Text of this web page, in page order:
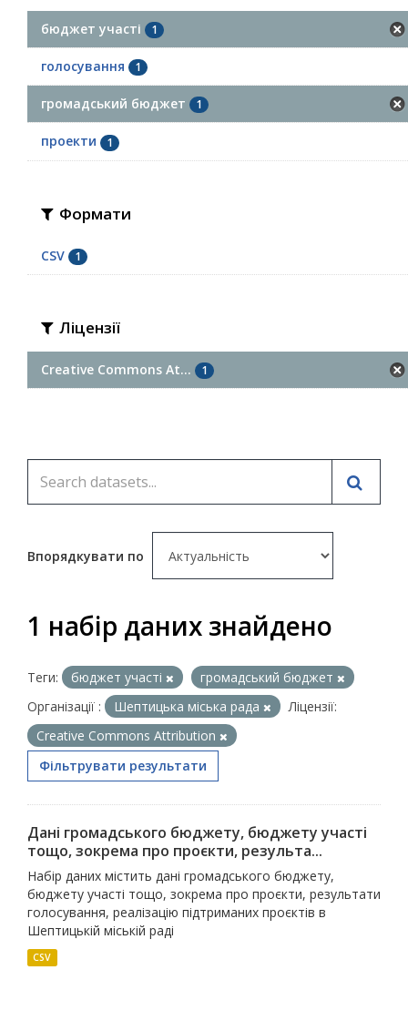
бюджет участі 1
голосування 1
громадський бюджет 1
проекти 1
Формати
CSV 1
Ліцензії
Creative Commons At... 1
Впорядкувати по
1 набір даних знайдено
Теги: бюджет участі
громадський бюджет
Організації :
Шептицька міська рада
Ліцензії:
Creative Commons Attribution
Фільтрувати результати
Дані громадського бюджету, бюджету участі
тощо, зокрема про проєкти, результа...
Набір даних містить дані громадського бюджету,
бюджету участі тощо, зокрема про проєкти, результати
голосування, реалізацію підтриманих проєктів в
Шептицькій міській раді
CSV